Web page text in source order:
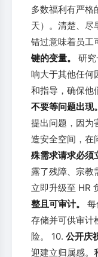
多数福利有严格
天）。清楚、
错过意味着员工
键的变量。
研
响大于其他任何
和指导，确保他
不要等问题出现。
提出问题，因为
造安全空间，在
殊需求请求必须
露了残障、宗教
立即升级至 HR
整且可审计。
存储并可供审计
险。 10. 公开庆
迎建立归属感。